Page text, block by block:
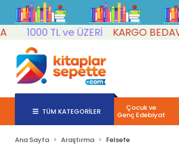
1000 TL ve ÜZERİ
KARGO BEDAVA
TÜM KATEGORİLER Çocuk ve
Genç Edebiyat
Ana Sayfa Araştırma Felsefe